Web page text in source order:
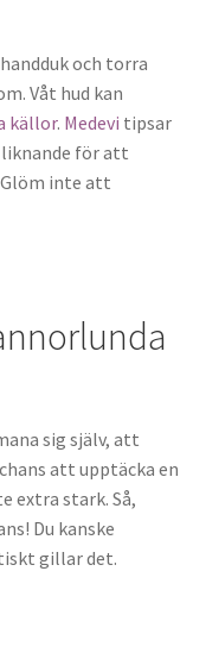
och torra
Våt hud kan
källor. Medevi tipsar
för att
inte att
sig själv, att
att upptäcka en
extra stark. Så,
Du kanske
gillar det.